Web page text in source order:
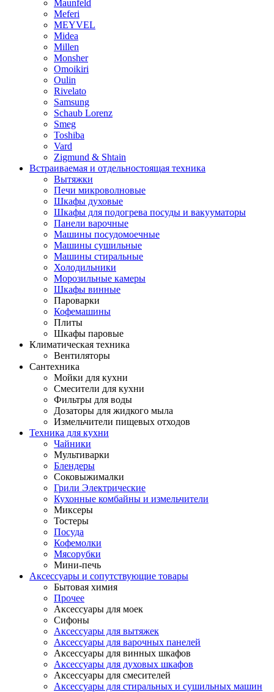
Maunfeld
Meferi
MEYVEL
Midea
Millen
Monsher
Omoikiri
Oulin
Rivelato
Samsung
Schaub Lorenz
Smeg
Toshiba
Vard
Zigmund & Shtain
Встраиваемая и отдельностоящая техника
Вытяжки
Печи микроволновые
Шкафы духовые
Шкафы для подогрева посуды и вакууматоры
Панели варочные
Машины посудомоечные
Машины сушильные
Машины стиральные
Холодильники
Морозильные камеры
Шкафы винные
Пароварки
Кофемашины
Плиты
Шкафы паровые
Климатическая техника
Вентиляторы
Сантехника
Мойки для кухни
Смесители для кухни
Фильтры для воды
Дозаторы для жидкого мыла
Измельчители пищевых отходов
Техника для кухни
Чайники
Мультиварки
Блендеры
Соковыжималки
Грили Электрические
Кухонные комбайны и измельчители
Миксеры
Тостеры
Посуда
Кофемолки
Мясорубки
Мини-печь
Аксессуары и сопутствующие товары
Бытовая химия
Прочее
Аксессуары для моек
Сифоны
Аксессуары для вытяжек
Аксессуары для варочных панелей
Аксессуары для винных шкафов
Аксессуары для духовых шкафов
Аксессуары для смесителей
Аксессуары для стиральных и сушильных машин